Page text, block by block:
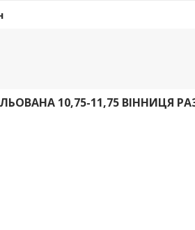
10,75-11,75 ВІННИЦЯ